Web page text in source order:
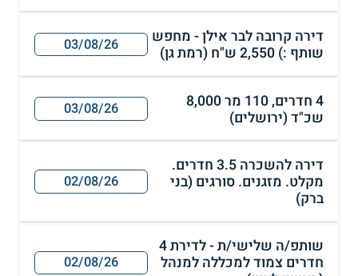
דירה קרובה לבר אילן - מחפש
שותף :) 2,550 ש"ח (רמת גן)
03/08/26
4 חדרים, 110 מר 8,000
שכ"ד (ירושלים)
03/08/26
דירה להשכרה 3.5 חדרים.
מקלט. מזגנים. סורגים (בני
ברק)
02/08/26
שותפ/ה שלישי/ת - לדירת 4
חדרים צמוד למכללה למנהל
02/08/26